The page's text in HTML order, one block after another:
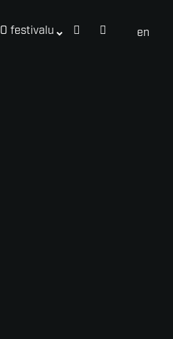
O festivalu cs
en